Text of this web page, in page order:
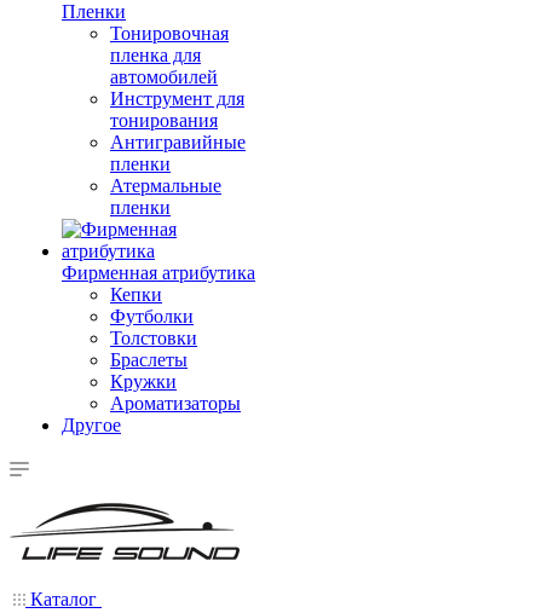
Пленки
Тонировочная
пленка для
автомобилей
Инструмент для
тонирования
Антигравийные
пленки
Атермальные
пленки
Фирменная атрибутика
Кепки
Футболки
Толстовки
Браслеты
Кружки
Ароматизаторы
Другое
Каталог